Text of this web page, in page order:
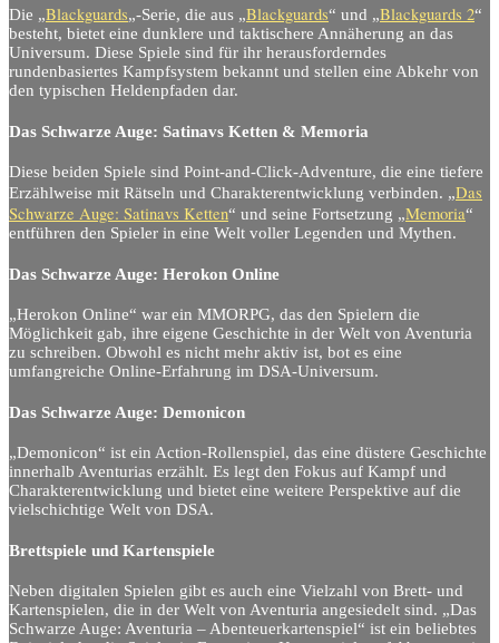
Die „Blackguards„-Serie, die aus „Blackguards“ und „Blackguards 2“
besteht, bietet eine dunklere und taktischere Annäherung an das
Universum. Diese Spiele sind für ihr herausforderndes
rundenbasiertes Kampfsystem bekannt und stellen eine Abkehr von
den typischen Heldenpfaden dar.
Das Schwarze Auge: Satinavs Ketten & Memoria
Diese beiden Spiele sind Point-and-Click-Adventure, die eine tiefere
Erzählweise mit Rätseln und Charakterentwicklung verbinden. „Das
Schwarze Auge: Satinavs Ketten“ und seine Fortsetzung „Memoria“
entführen den Spieler in eine Welt voller Legenden und Mythen.
Das Schwarze Auge: Herokon Online
„Herokon Online“ war ein MMORPG, das den Spielern die
Möglichkeit gab, ihre eigene Geschichte in der Welt von Aventuria
zu schreiben. Obwohl es nicht mehr aktiv ist, bot es eine
umfangreiche Online-Erfahrung im DSA-Universum.
Das Schwarze Auge: Demonicon
„Demonicon“ ist ein Action-Rollenspiel, das eine düstere Geschichte
innerhalb Aventurias erzählt. Es legt den Fokus auf Kampf und
Charakterentwicklung und bietet eine weitere Perspektive auf die
vielschichtige Welt von DSA.
Brettspiele und Kartenspiele
Neben digitalen Spielen gibt es auch eine Vielzahl von Brett- und
Kartenspielen, die in der Welt von Aventuria angesiedelt sind. „Das
Schwarze Auge: Aventuria – Abenteuerkartenspiel“ ist ein beliebtes